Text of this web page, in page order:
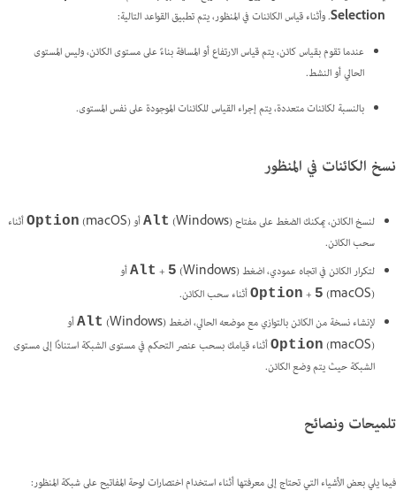
Selection. وأثناء قياس الكائنات في المنظور، يتم تطبيق القواعد التالية:
عندما تقوم بقياس كائن، يتم قياس الارتفاع أو المسافة بناءً على مستوى الكائن، وليس المستوى
الحالي أو النشط.
بالنسبة لكائنات متعددة، يتم إجراء القياس للكائنات الموجودة على نفس المستوى.
نسخ الكائنات في المنظور
لنسخ الكائن، يمكنك الضغط على مفتاح Alt (Windows) أو Option(macOS) أثناء
سحب الكائن.
لتكرار الكائن في اتجاه عمودي، اضغط
Alt + 5 (Windows) أو
Option + 5 (macOS) أثناء سحب الكائن.
لإنشاء نسخة من الكائن بالتوازي مع موضعه الحالي، اضغط
Alt (Windows) أو
Option(macOS) أثناء قيامك بسحب عنصر التحكم في مستوى الشبكة استنادًا إلى مستوى
الشبكة حيث يتم وضع الكائن.
تلميحات ونصائح
فيما يلي بعض الأشياء التي تحتاج إلى معرفتها أثناء استخدام اختصارات لوحة المفاتيح على شبكة المنظور: